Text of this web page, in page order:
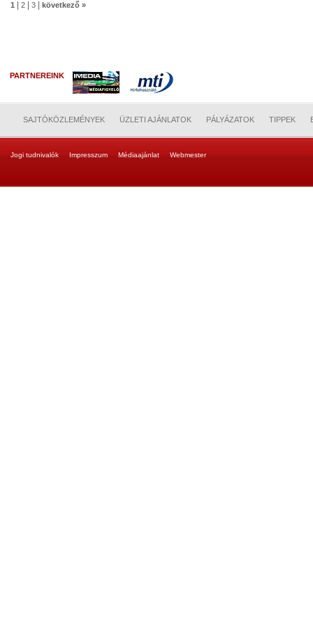
1 2 3 következő »
PARTNEREINK
SAJTÓKÖZLEMÉNYEK ÜZLETI AJÁNLATOK PÁLYÁZATOK TIPPEK
Jogi tudnivalók Impresszum Médiaajánlat Webmester